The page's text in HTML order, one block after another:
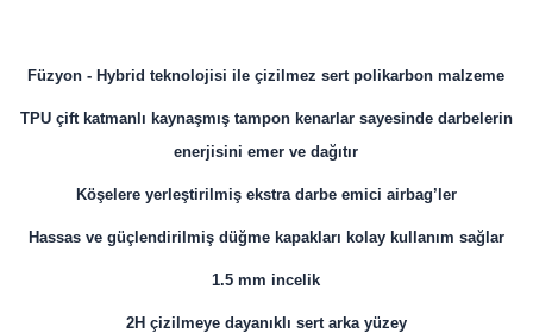
Füzyon - Hybrid teknolojisi ile çizilmez sert polikarbon malzeme
TPU çift katmanlı kaynaşmış tampon kenarlar sayesinde darbelerin
enerjisini emer ve dağıtır
Köşelere yerleştirilmiş ekstra darbe emici airbag’ler
Hassas ve güçlendirilmiş düğme kapakları kolay kullanım sağlar
1.5 mm incelik
2H çizilmeye dayanıklı sert arka yüzey